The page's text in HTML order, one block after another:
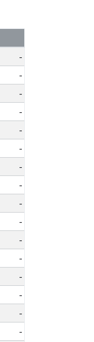
-
-
-
-
-
-
-
-
-
-
-
-
-
-
-
-